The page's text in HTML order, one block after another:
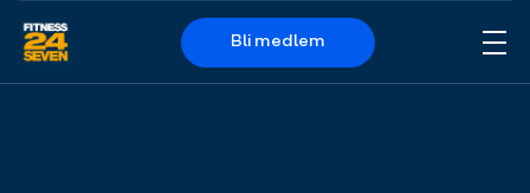
Logo
Bli medlem